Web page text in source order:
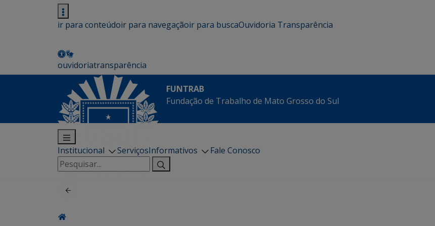
ir para conteúdoir para navegaçãoir para buscaOuvidoria Transparência
ouvidoriatransparência
FUNTRAB
Fundação de Trabalho de Mato Grosso do Sul
Institucional ServiçosInformativos
Fale Conosco
Pesquisar
por: